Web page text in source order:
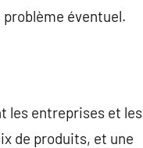
éventuel.
les entreprises et les
de produits, et une